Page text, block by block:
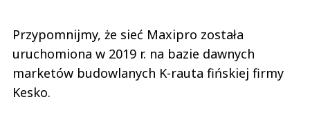
Przypomnijmy, że sieć Maxipro została
uruchomiona w 2019 r. na bazie dawnych
marketów budowlanych K-rauta fińskiej firmy
Kesko.